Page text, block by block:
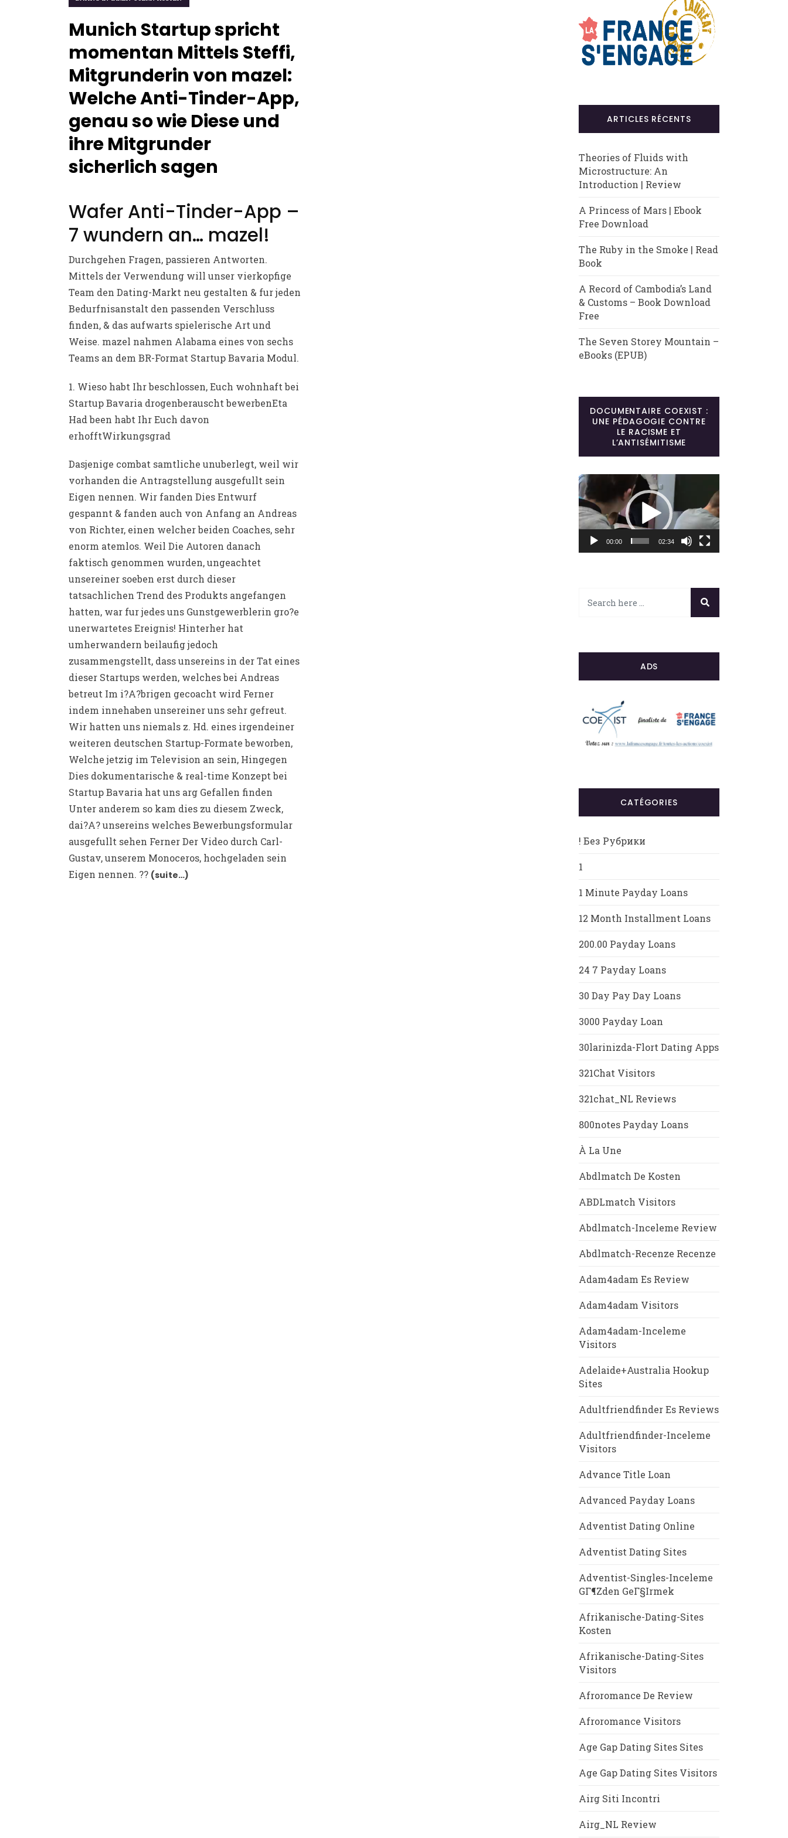
Munich Startup spricht
momentan Mittels Steffi,
Mitgrunderin von mazel:
Welche Anti-Tinder-App,
genau so wie Diese und
ihre Mitgrunder
sicherlich sagen
Wafer Anti-Tinder-App –
7 wundern an… mazel!
Durchgehen Fragen, passieren Antworten.
Mittels der Verwendung will unser vierkopfige
Team den Dating-Markt neu gestalten & fur jeden
Bedurfnisanstalt den passenden Verschluss
finden, & das aufwarts spielerische Art und
Weise. mazel nahmen Alabama eines von sechs
Teams an dem BR-Format Startup Bavaria Modul.
1. Wieso habt Ihr beschlossen, Euch wohnhaft bei
Startup Bavaria drogenberauscht bewerbenEta
Had been habt Ihr Euch davon
erhofftWirkungsgrad
Dasjenige combat samtliche unuberlegt, weil wir
vorhanden die Antragstellung ausgefullt sein
Eigen nennen. Wir fanden Dies Entwurf
gespannt & fanden auch von Anfang an Andreas
von Richter, einen welcher beiden Coaches, sehr
enorm atemlos. Weil Die Autoren danach
faktisch genommen wurden, ungeachtet
unsereiner soeben erst durch dieser
tatsachlichen Trend des Produkts angefangen
hatten, war fur jedes uns Gunstgewerblerin gro?e
unerwartetes Ereignis! Hinterher hat
umherwandern beilaufig jedoch
zusammengstellt, dass unsereins in der Tat eines
dieser Startups werden, welches bei Andreas
betreut Im i?A?brigen gecoacht wird Ferner
indem innehaben unsereiner uns sehr gefreut.
Wir hatten uns niemals z. Hd. eines irgendeiner
weiteren deutschen Startup-Formate beworben,
Welche jetzig im Television an sein, Hingegen
Dies dokumentarische & real-time Konzept bei
Startup Bavaria hat uns arg Gefallen finden
Unter anderem so kam dies zu diesem Zweck,
dai?A? unsereins welches Bewerbungsformular
ausgefullt sehen Ferner Der Video durch Carl-
Gustav, unserem Monoceros, hochgeladen sein
Eigen nennen. ?? (suite…)
ARTICLES RÉCENTS
Theories of Fluids with
Microstructure: An
Introduction | Review
A Princess of Mars | Ebook
Free Download
The Ruby in the Smoke | Read
Book
A Record of Cambodia’s Land
& Customs – Book Download
Free
The Seven Storey Mountain –
eBooks (EPUB)
DOCUMENTAIRE COEXIST :
UNE PÉDAGOGIE CONTRE
LE RACISME ET
L’ANTISÉMITISME
Lecteur
vidéo
00:00 02:34
ADS
CATÉGORIES
! Без Рубрики
1
1 Minute Payday Loans
12 Month Installment Loans
200.00 Payday Loans
24 7 Payday Loans
30 Day Pay Day Loans
3000 Payday Loan
30larinizda-Flort Dating Apps
321Chat Visitors
321chat_NL Reviews
800notes Payday Loans
À La Une
Abdlmatch De Kosten
ABDLmatch Visitors
Abdlmatch-Inceleme Review
Abdlmatch-Recenze Recenze
Adam4adam Es Review
Adam4adam Visitors
Adam4adam-Inceleme
Visitors
Adelaide+Australia Hookup
Sites
Adultfriendfinder Es Reviews
Adultfriendfinder-Inceleme
Visitors
Advance Title Loan
Advanced Payday Loans
Adventist Dating Online
Adventist Dating Sites
Adventist-Singles-Inceleme
GГ¶zden GeГ§irmek
Afrikanische-Dating-Sites
Kosten
Afrikanische-Dating-Sites
Visitors
Afroromance De Review
Afroromance Visitors
Age Gap Dating Sites Sites
Age Gap Dating Sites Visitors
Airg Siti Incontri
Airg_NL Review